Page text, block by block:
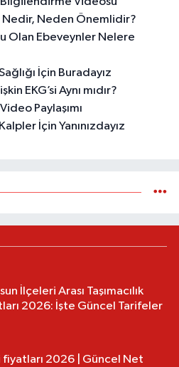
Neden Önemlidir?
Olan Ebeveynler Nelere
İçin Buradayız
EKG’si Aynı mıdır?
Paylaşımı
İçin Yanınızdayız
İlçeleri Arası Taşımacılık
2026: İşte Güncel Tarifeler
fiyatları 2026 | Güncel Net